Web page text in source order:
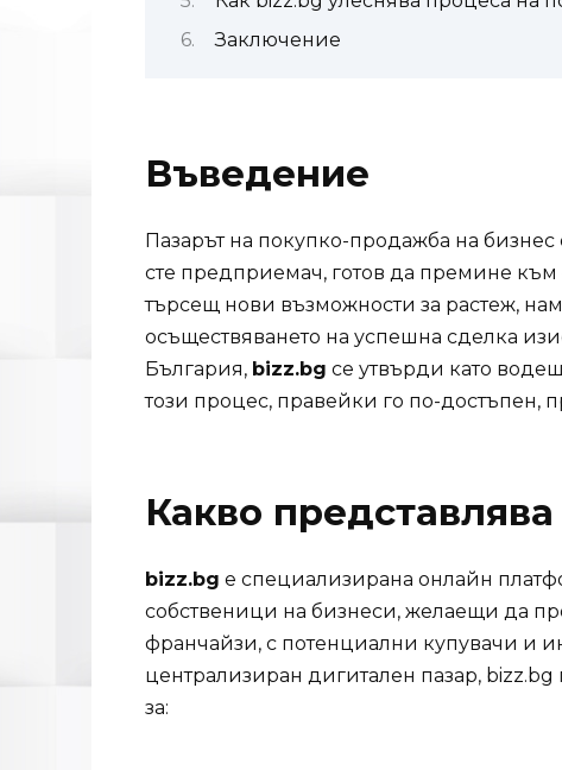
Заключение
Въведение
Пазарът на покупко-продажба на
сте предприемач, готов да премине
търсещ нови възможности за растеж,
осъществяването на успешна сделка
България, bizz.bg се утвърди като
този процес, правейки го по-достъпен,
Какво
bizz.bg е специализирана онлайн
собственици на бизнеси, желаещи да
франчайзи, с потенциални купувачи и
централизиран дигитален пазар,
за: